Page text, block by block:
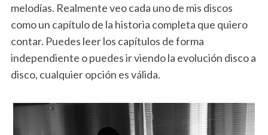
melodías. Realmente veo cada uno de mis discos
como un capítulo de la historia completa que quiero
contar. Puedes leer los capítulos de forma
independiente o puedes ir viendo la evolución disco a
disco, cualquier opción es válida.